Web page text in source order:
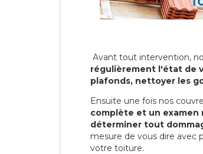
Avant tout intervention,
régulièrement l'état de
plafonds, nettoyer les
Ensuite une fois nos
complète et un
déterminer tout
mesure de vous dire avec
votre toiture.